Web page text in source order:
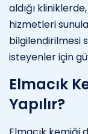
aldığı
hizmetleri
bilgilendirilmesi
isteyenler için
Elmacık
Yapılır?